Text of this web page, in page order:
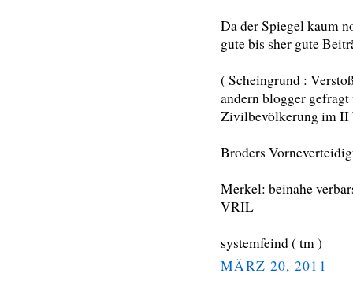
Da der Spiegel kaum
gute bis sher gute
( Scheingrund :
andern blogger
Zivilbevölkerung im II
Broders
Merkel: beinahe
VRIL
systemfeind ( tm )
MÄRZ 20, 2011